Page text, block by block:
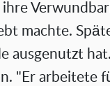
machte.
ausgenutzt
"Er arbeitete